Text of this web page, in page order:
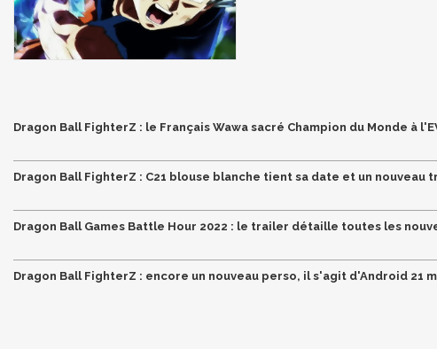
Dragon Ball FighterZ : le Français Wawa sacré Champion du Monde à
Dragon Ball FighterZ : C21 blouse blanche tient sa date et un nouveau
Dragon Ball Games Battle Hour 2022 : le trailer détaille toutes les
Dragon Ball FighterZ : encore un nouveau perso, il s'agit d'Android 21